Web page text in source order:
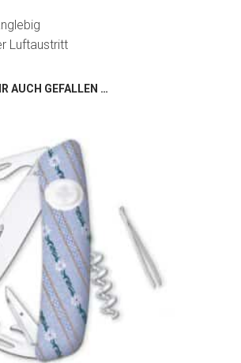
Luftaustritt
AUCH GEFALLEN …